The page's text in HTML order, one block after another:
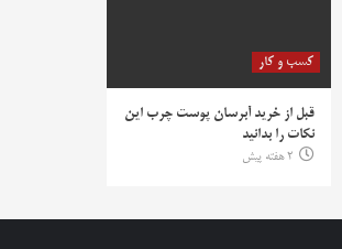
کسب و کار
قبل از خرید آبرسان پوست چرب این
نکات را بدانید
2 هفته پیش